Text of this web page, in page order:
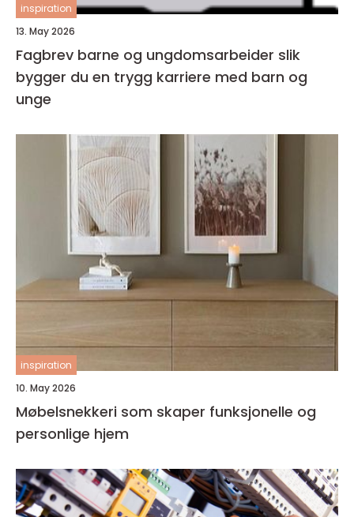
inspiration
13. May 2026
Fagbrev barne og ungdomsarbeider slik
bygger du en trygg karriere med barn og
unge
inspiration
10. May 2026
Møbelsnekkeri som skaper funksjonelle og
personlige hjem